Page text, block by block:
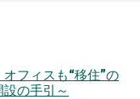
フィスも“移住”の
の手引～